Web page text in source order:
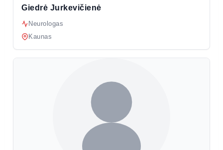
Giedrė Jurkevičienė
Neurologas
Kaunas